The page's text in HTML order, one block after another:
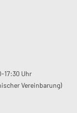
17:30 Uhr
Vereinbarung)